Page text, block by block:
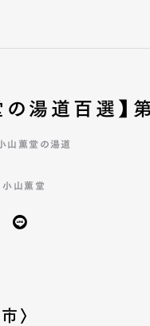
の湯道百選】
山薫堂の湯道
小山薫堂
〉